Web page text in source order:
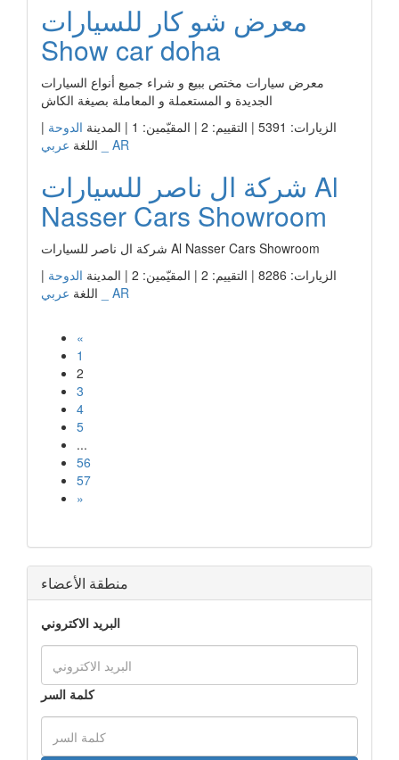
معرض شو كار للسيارات
Show car doha
معرض سيارات مختص ببيع و شراء جميع أنواع السيارات
الجديدة و المستعملة و المعاملة بصيغة الكاش
الزيارات: 5391 | التقييم: 2 | المقيّمين: 1 | المدينة
الدوحة |
اللغة عربي _ AR
شركة ال ناصر للسيارات Al
Nasser Cars Showroom
شركة ال ناصر للسيارات Al Nasser Cars Showroom
الزيارات: 8286 | التقييم: 2 | المقيّمين: 2 | المدينة
الدوحة |
اللغة عربي _ AR
«
1
2
3
4
5
...
56
57
»
منطقة الأعضاء
البريد الاكتروني
كلمة السر